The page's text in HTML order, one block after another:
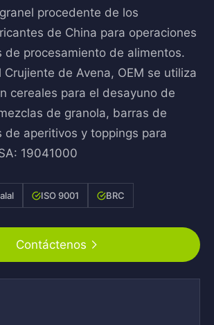
procedente de los
de China para operaciones
de procesamiento de alimentos.
Crujiente de Avena, OEM se utiliza
cereales para el desayuno de
de granola, barras de
de aperitivos y toppings para
19041000
ISO 9001 BRC
Contáctenos